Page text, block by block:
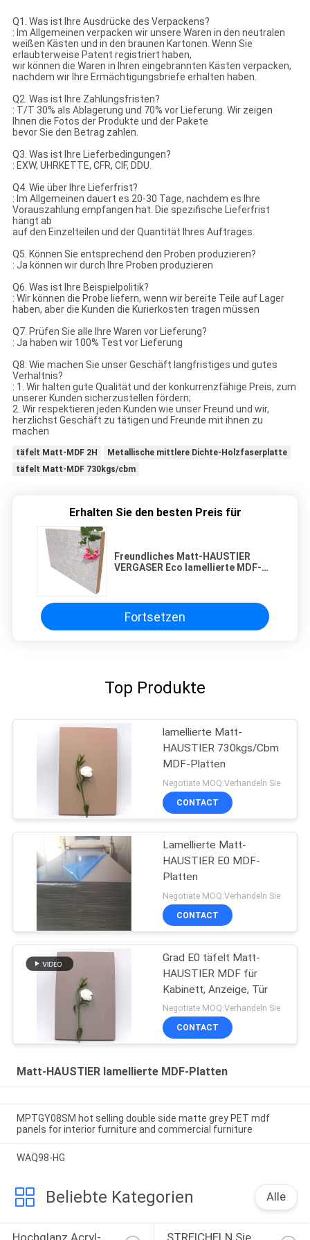
Q1. Was ist Ihre Ausdrücke des Verpackens?
: Im Allgemeinen verpacken wir unsere Waren in den neutralen
weißen Kästen und in den braunen Kartonen. Wenn Sie
erlaubterweise Patent registriert haben,
wir können die Waren in Ihren eingebrannten Kästen verpacken,
nachdem wir Ihre Ermächtigungsbriefe erhalten haben.
Q2. Was ist Ihre Zahlungsfristen?
: T/T 30% als Ablagerung und 70% vor Lieferung. Wir zeigen
Ihnen die Fotos der Produkte und der Pakete
bevor Sie den Betrag zahlen.
Q3. Was ist Ihre Lieferbedingungen?
: EXW, UHRKETTE, CFR, CIF, DDU.
Q4. Wie über Ihre Lieferfrist?
: Im Allgemeinen dauert es 20-30 Tage, nachdem es Ihre
Vorauszahlung empfangen hat. Die spezifische Lieferfrist
hängt ab
auf den Einzelteilen und der Quantität Ihres Auftrages.
Q5. Können Sie entsprechend den Proben produzieren?
: Ja können wir durch Ihre Proben produzieren
Q6. Was ist Ihre Beispielpolitik?
: Wir können die Probe liefern, wenn wir bereite Teile auf Lager
haben, aber die Kunden die Kurierkosten tragen müssen
Q7. Prüfen Sie alle Ihre Waren vor Lieferung?
: Ja haben wir 100% Test vor Lieferung
Q8: Wie machen Sie unser Geschäft langfristiges und gutes
Verhältnis?
: 1. Wir halten gute Qualität und der konkurrenzfähige Preis, zum
unserer Kunden sicherzustellen fördern;
2. Wir respektieren jeden Kunden wie unser Freund und wir,
herzlichst Geschäft zu tätigen und Freunde mit ihnen zu
machen
täfelt Matt-MDF 2H
Metallische mittlere Dichte-Holzfaserplatte
täfelt Matt-MDF 730kgs/cbm
Erhalten Sie den besten Preis für
Freundliches Matt-HAUSTIER
VERGASER Eco lamellierte MDF-
Fortsetzen
Top Produkte
lamellierte Matt-
HAUSTIER 730kgs/Cbm
MDF-Platten
Negotiate MOQ:Verhandeln Sie
CONTACT
Lamellierte Matt-
HAUSTIER E0 MDF-
Platten
Negotiate MOQ:Verhandeln Sie
CONTACT
Grad E0 täfelt Matt-
HAUSTIER MDF für
Kabinett, Anzeige, Tür
Negotiate MOQ:Verhandeln Sie
CONTACT
Matt-HAUSTIER lamellierte MDF-Platten
MPTGY08SM hot selling double side matte grey PET mdf
panels for interior furniture and commercial furniture
WAQ98-HG
Beliebte Kategorien Alle